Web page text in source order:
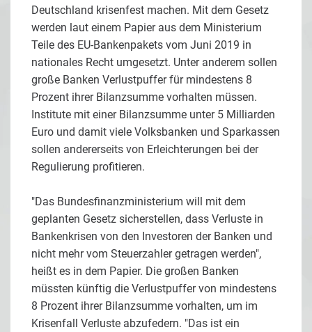
Deutschland krisenfest machen. Mit dem Gesetz
werden laut einem Papier aus dem Ministerium
Teile des EU-Bankenpakets vom Juni 2019 in
nationales Recht umgesetzt. Unter anderem sollen
große Banken Verlustpuffer für mindestens 8
Prozent ihrer Bilanzsumme vorhalten müssen.
Institute mit einer Bilanzsumme unter 5 Milliarden
Euro und damit viele Volksbanken und Sparkassen
sollen andererseits von Erleichterungen bei der
Regulierung profitieren.
"Das Bundesfinanzministerium will mit dem
geplanten Gesetz sicherstellen, dass Verluste in
Bankenkrisen von den Investoren der Banken und
nicht mehr vom Steuerzahler getragen werden",
heißt es in dem Papier. Die großen Banken
müssten künftig die Verlustpuffer von mindestens
8 Prozent ihrer Bilanzsumme vorhalten, um im
Krisenfall Verluste abzufedern. "Das ist ein